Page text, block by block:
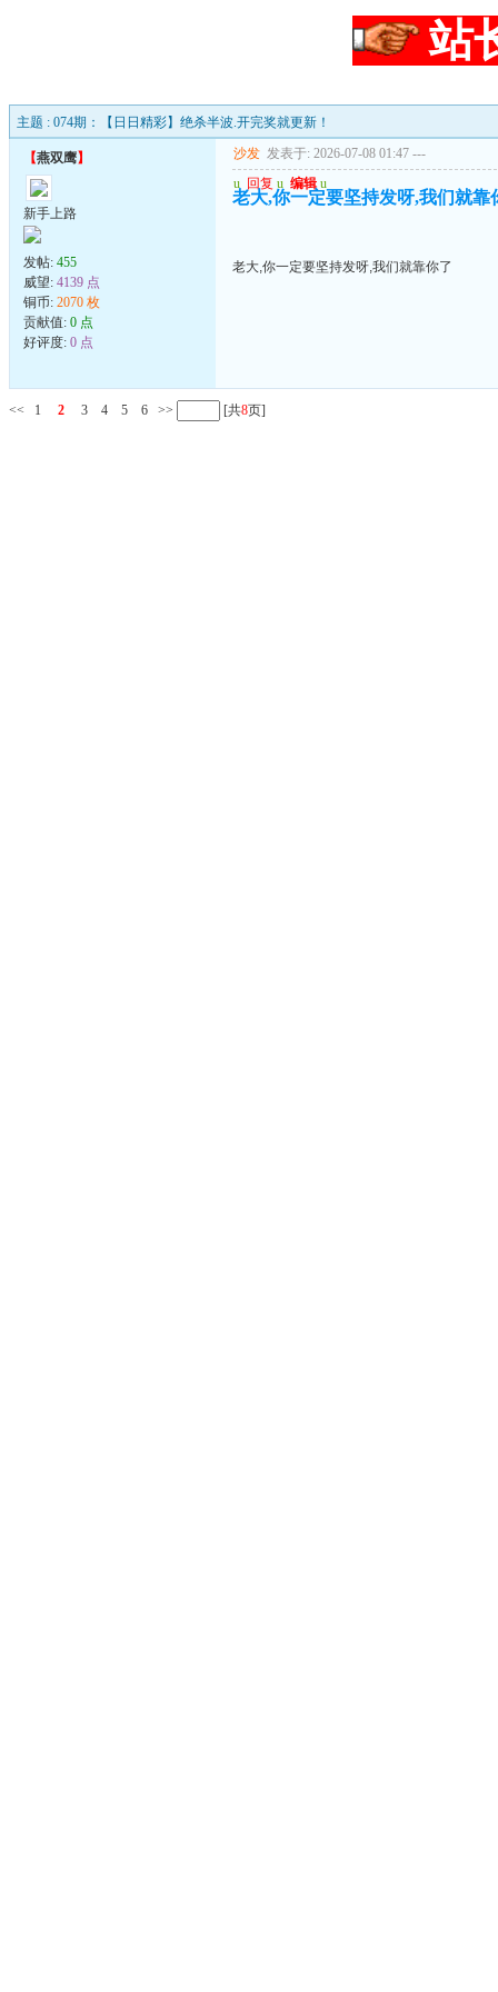
站
主题 : 074期：【日日精彩】绝杀半波.开完奖就更新！
【燕双鹰】
新手上路
发帖: 455
威望: 4139 点
铜币: 2070 枚
贡献值: 0 点
好评度: 0 点
沙发 发表于: 2026-07-08 01:47 ---
u 回复 u 编辑 u
老大,你一定要坚持发呀,我们就靠
老大,你一定要坚持发呀,我们就靠你了
<< 1 2 3 4 5 6 >> [共8页]